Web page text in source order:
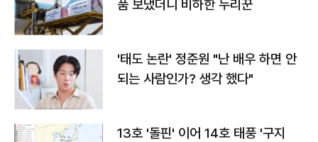
품 보냈더니 비하한 누리꾼
'태도 논란' 정준원 "난 배우 하면 안
되는 사람인가? 생각 했다"
13호 '돌핀' 이어 14호 태풍 '구지